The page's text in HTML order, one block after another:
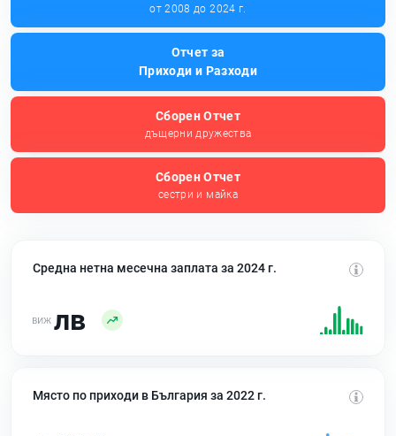
от 2008 до 2024 г.
Отчет за
Приходи и Разходи
Сборен Отчет
дъщерни дружества
Сборен Отчет
сестри и майка
Средна нетна месечна заплата за 2024 г.
лв
Място по приходи в България за 2022 г.